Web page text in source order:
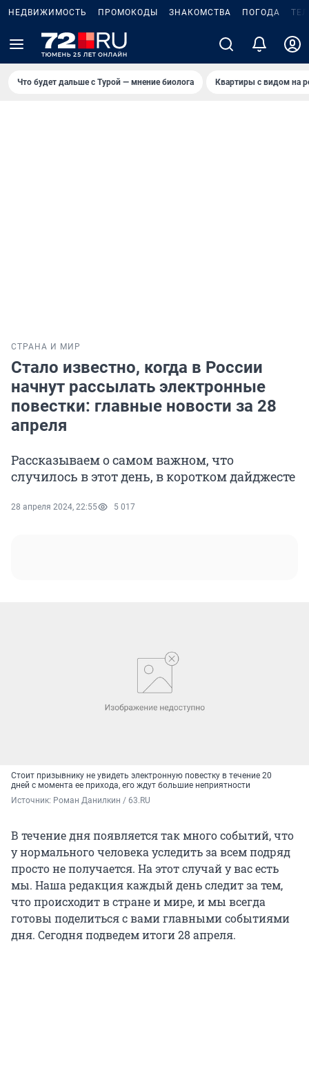
НЕДВИЖИМОСТЬ ПРОМОКОДЫ ЗНАКОМСТВА ПОГОДА
Что будет дальше с Турой — мнение биолога Квартиры с видом на
СТРАНА И МИР
Стало известно, когда в России
начнут рассылать электронные
повестки: главные новости за 28
апреля
Рассказываем о самом важном, что
случилось в этот день, в коротком дайджесте
28 апреля 2024, 22:55 5 017
Стоит призывнику не увидеть электронную повестку в течение 20
дней с момента ее прихода, его ждут большие неприятности
Источник: Роман Данилкин / 63.RU
В течение дня появляется так много событий, что
у нормального человека уследить за всем подряд
просто не получается. На этот случай у вас есть
мы. Наша редакция каждый день следит за тем,
что происходит в стране и мире, и мы всегда
готовы поделиться с вами главными событиями
дня. Сегодня подведем итоги 28 апреля.